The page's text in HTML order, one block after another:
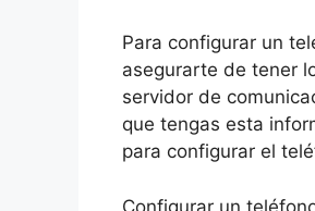
Para configurar un
asegurarte de tener
servidor de
que tengas esta
para configurar el
Configurar un